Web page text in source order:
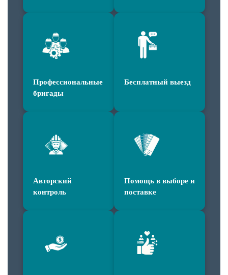
Профессиональные
бригады
Бесплатный выезд
Авторский
контроль
Помощь в выборе и
поставке